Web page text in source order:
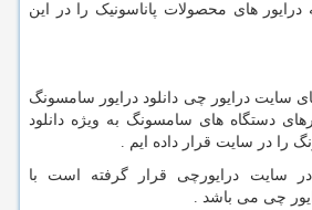
های محصولات پاناسونیک را در این
سایت درایور چی دانلود درایور سامسونگ
دستگاه های سامسونگ به ویژه دانلود
را در سایت قرار داده ایم .
در سایت درایورچی قرار گرفته است با
چی می باشد .